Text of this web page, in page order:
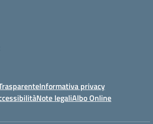
Informativa privacy
Note legaliAlbo Online